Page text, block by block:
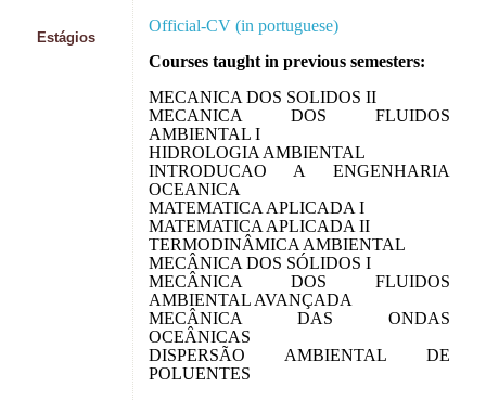
Estágios
Official-CV (in portuguese)
Courses taught in previous semesters:
MECANICA DOS SOLIDOS II
MECANICA DOS FLUIDOS
AMBIENTAL I
HIDROLOGIA AMBIENTAL
INTRODUCAO A ENGENHARIA
OCEANICA
MATEMATICA APLICADA I
MATEMATICA APLICADA II
TERMODINÂMICA AMBIENTAL
MECÂNICA DOS SÓLIDOS I
MECÂNICA DOS FLUIDOS
AMBIENTAL AVANÇADA
MECÂNICA DAS ONDAS
OCEÂNICAS
DISPERSÃO AMBIENTAL DE
POLUENTES